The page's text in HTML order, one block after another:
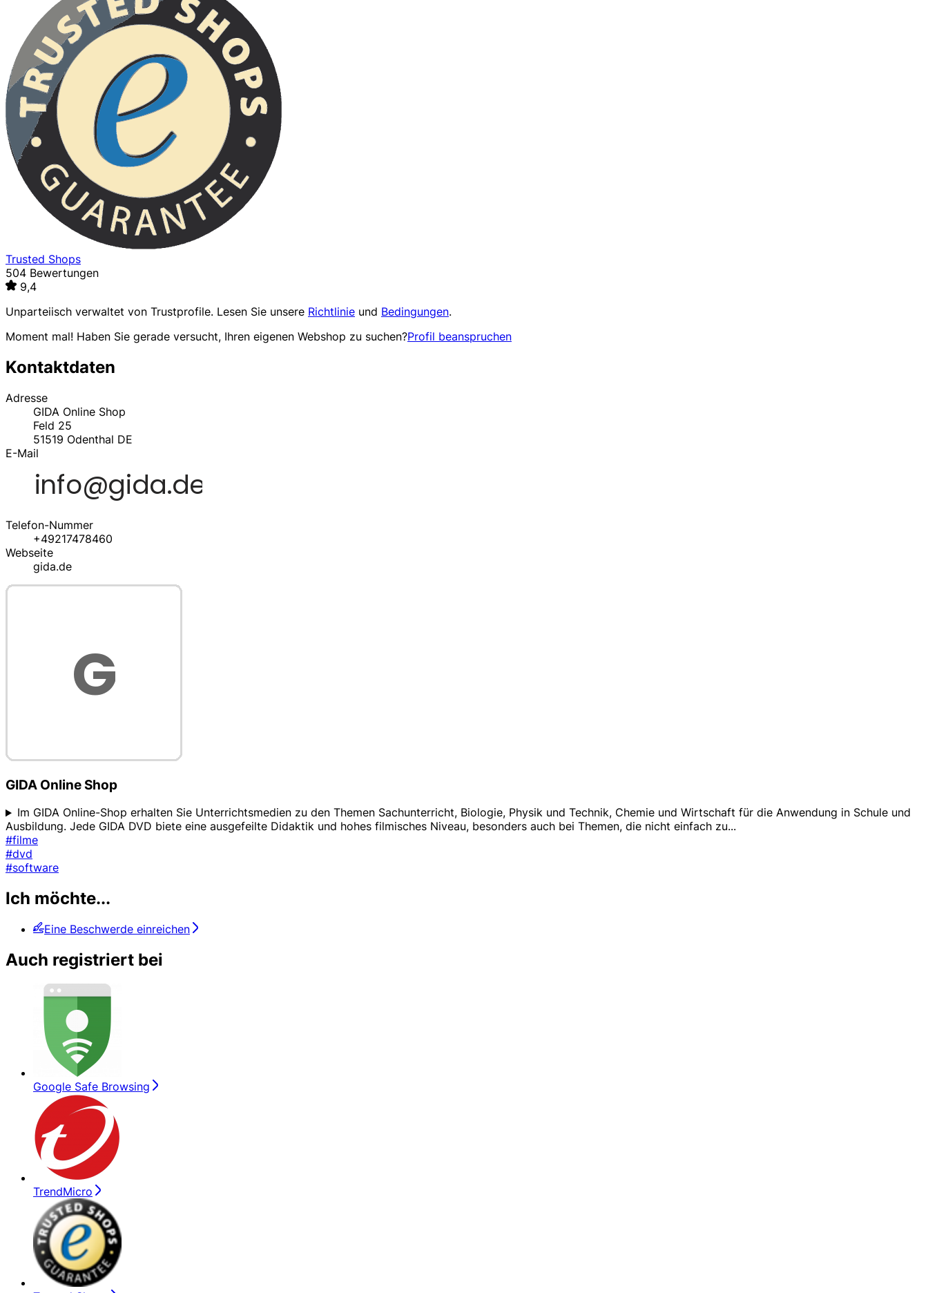
Trusted Shops
504 Bewertungen
9,4
Unparteiisch verwaltet von Trustprofile. Lesen Sie unsere Richtlinie und Bedingungen.
Moment mal! Haben Sie gerade versucht, Ihren eigenen Webshop zu suchen?Profil beanspruchen
Kontaktdaten
Adresse
GIDA Online Shop
Feld 25
51519 Odenthal DE
E-Mail
Telefon-Nummer
+49217478460
Webseite
gida.de
GIDA Online Shop
Im GIDA Online-Shop erhalten Sie Unterrichtsmedien zu den Themen Sachunterricht, Biologie, Physik und Technik, Chemie und Wirtschaft für die Anwendung in Schule und
Ausbildung. Jede GIDA DVD biete eine ausgefeilte Didaktik und hohes filmisches Niveau, be­sonders auch bei Themen, die nicht einfach zu...
#filme
#dvd
#software
Ich möchte...
Eine Beschwerde einreichen
Auch registriert bei
Google Safe Browsing
TrendMicro